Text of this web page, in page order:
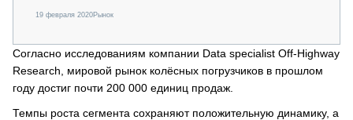
19 февраля 2020Рынок
Согласно исследованиям компании Data specialist Off-Highway
Research, мировой рынок колёсных погрузчиков в прошлом
году достиг почти 200 000 единиц продаж.
Темпы роста сегмента сохраняют положительную динамику, а